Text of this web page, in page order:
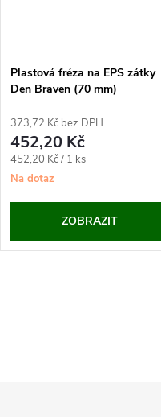
Plastová fréza na EPS zátky
Den Braven (70 mm)
373,72 Kč bez DPH
452,20 Kč
Měrná
cena:
452,20 Kč / 1 ks
Na dotaz
ZOBRAZIT